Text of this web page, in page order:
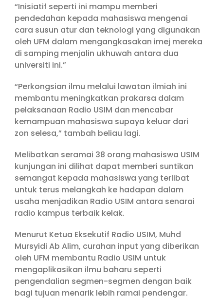
“Inisiatif seperti ini mampu memberi
pendedahan kepada mahasiswa mengenai
cara susun atur dan teknologi yang digunakan
oleh UFM dalam mengangkasakan imej mereka
di samping menjalin ukhuwah antara dua
universiti ini.”
“Perkongsian ilmu melalui lawatan ilmiah ini
membantu meningkatkan prakarsa dalam
pelaksanaan Radio USIM dan mencabar
kemampuan mahasiswa supaya keluar dari
zon selesa,” tambah beliau lagi.
Melibatkan seramai 38 orang mahasiswa USIM
kunjungan ini dilihat dapat memberi suntikan
semangat kepada mahasiswa yang terlibat
untuk terus melangkah ke hadapan dalam
usaha menjadikan Radio USIM antara senarai
radio kampus terbaik kelak.
Menurut Ketua Eksekutif Radio USIM, Muhd
Mursyidi Ab Alim, curahan input yang diberikan
oleh UFM membantu Radio USIM untuk
mengaplikasikan ilmu baharu seperti
pengendalian segmen-segmen dengan baik
bagi tujuan menarik lebih ramai pendengar.